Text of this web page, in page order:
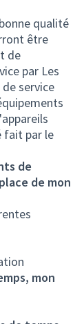
qualité
être
de
par Les
service
fait par le
de
de mon
mon